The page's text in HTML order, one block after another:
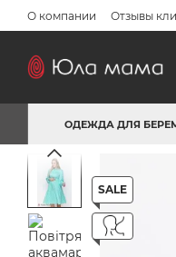
Перейти к основному
О компании Отзывы
ОДЕЖДА ДЛЯ
SALE